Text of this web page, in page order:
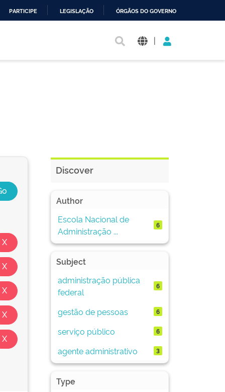
PARTICIPE LEGISLAÇÃO ÓRGÃOS DO GOVERNO
|
Discover
Author
Escola Nacional de
Administração ...
6
Subject
administração pública
federal
6
gestão de pessoas 6
serviço público 6
agente administrativo 3
Type